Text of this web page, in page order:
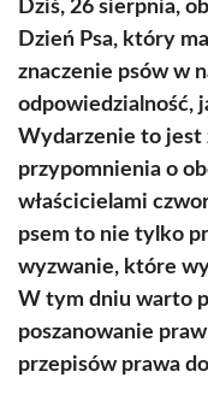
Dziś, 26 sierpnia,
Dzień Psa, który
znaczenie psów w
odpowiedzialność,
Wydarzenie to jest
przypomnienia o
właścicielami
psem to nie tylko
wyzwanie, które
W tym dniu warto
poszanowanie
przepisów prawa